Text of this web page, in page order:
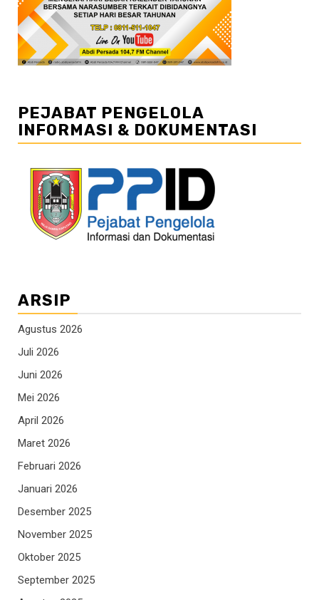
PEJABAT PENGELOLA
INFORMASI & DOKUMENTASI
ARSIP
Agustus 2026
Juli 2026
Juni 2026
Mei 2026
April 2026
Maret 2026
Februari 2026
Januari 2026
Desember 2025
November 2025
Oktober 2025
September 2025